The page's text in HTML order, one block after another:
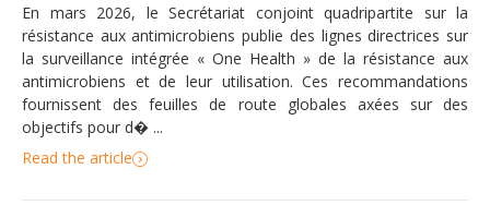
En mars 2026, le Secrétariat conjoint quadripartite sur la
résistance aux antimicrobiens publie des lignes directrices sur
la surveillance intégrée « One Health » de la résistance aux
antimicrobiens et de leur utilisation. Ces recommandations
fournissent des feuilles de route globales axées sur des
objectifs pour d� ...
Read the article